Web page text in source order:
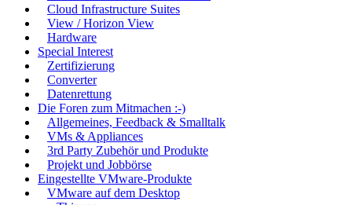
Cloud Infrastructure Suites
View / Horizon View
Hardware
Special Interest
Zertifizierung
Converter
Datenrettung
Die Foren zum Mitmachen :-)
Allgemeines, Feedback & Smalltalk
VMs & Appliances
3rd Party Zubehör und Produkte
Projekt und Jobbörse
Eingestellte VMware-Produkte
VMware auf dem Desktop